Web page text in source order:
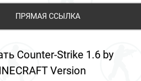
ПРЯМАЯ ССЫЛКА
Counter-Strike 1.6 by
Version